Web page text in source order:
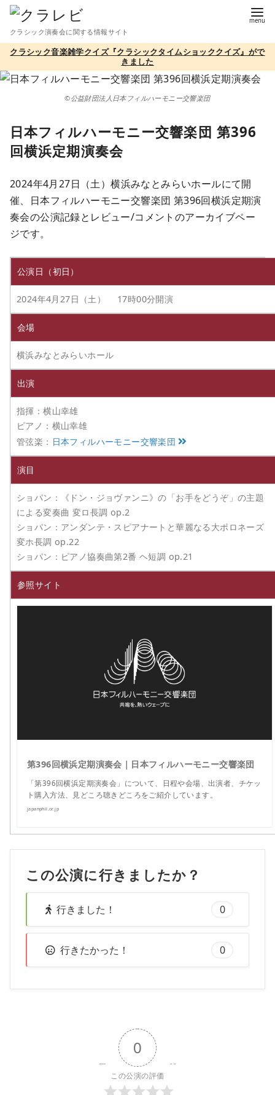
テ
ツ
クラシック演奏会に関する情報サイト
クラシック音楽雑学クイズ『クラシックタイムショッククイズ』がで
きました
©公益財団法人日本フィルハーモニー交響楽団
日本フィルハーモニー交響楽団 第396
回横浜定期演奏会
2024年4月27日（土）横浜みなとみらいホールにて開
催、日本フィルハーモニー交響楽団 第396回横浜定期演
奏会の公演記録とレビュー/コメントのアーカイブペー
ジです。
公演日（初日）
2024年4月27日（土） 17時00分開演
会場
横浜みなとみらいホール
出演
指揮：横山幸雄
ピアノ：横山幸雄
管弦楽： 日本フィルハーモニー交響楽団
演目
ショパン：《ドン・ジョヴァンニ》の「お手をどうぞ」の主題
による変奏曲 変ロ長調 op.2
ショパン：アンダンテ・スピアナートと華麗なる大ポロネーズ
変ホ長調 op.22
ショパン：ピアノ協奏曲第2番 ヘ短調 op.21
参照サイト
第396回横浜定期演奏会｜日本フィルハーモニー交響楽団
「第396回横浜定期演奏会」について、日程や会場、出演者、チケッ
ト購入方法、見どころ聴きどころをご紹介しています。
japanphil.or.jp
この公演に行きましたか？
行きました！ 0
行きたかった！ 0
0
この公演の評価